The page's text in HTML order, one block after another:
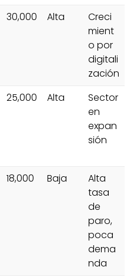
30,000 Alta
Creci
mient
o por
digitali
zación
25,000 Alta
Sector
en
expan
sión
18,000 Baja
Alta
tasa
de
paro,
poca
dema
nda